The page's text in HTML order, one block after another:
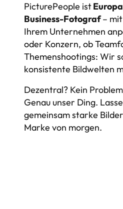
PicturePeople ist
Business-Fotograf –
Ihrem Unternehmen
oder Konzern, ob
Themenshootings: Wir
konsistente Bildwelten
Dezentral? Kein
Genau unser Ding.
gemeinsam starke
Marke von morgen.